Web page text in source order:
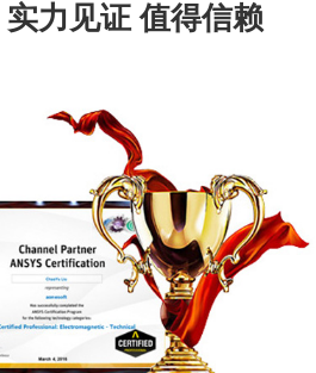
力见证 值得信赖